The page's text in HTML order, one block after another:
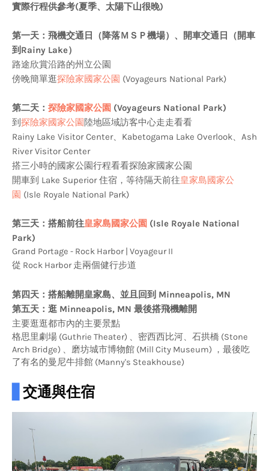
實際行程供參考(夏季、太陽下山很晚)
第一天：飛機交通日（降落ＭＳＰ機場）、開車交通日（開車
到Rainy Lake）
路途欣賞沿路的州立公園
傍晚簡單逛探險家國家公園 (Voyageurs National Park)
第二天： 探險家國家公園 (Voyageurs National Park)
到 探險家國家公園陸地區域訪客中心走走看看
Rainy Lake Visitor Center、Kabetogama Lake Overlook、Ash
River Visitor Center
搭三小時的國家公園行程看看探險家國家公園
開車到 Lake Superior 住宿，等待隔天前往皇家島國家公
園 (Isle Royale National Park)
第三天：搭船前往皇家島國家公園 (Isle Royale National
Park)
Grand Portage - Rock Harbor | Voyageur II
從 Rock Harbor 走兩個健行步道
第四天：搭船離開皇家島、並且回到 Minneapolis, MN
第五天：逛 Minneapolis, MN 最後搭飛機離開
主要逛逛都市內的主要景點
格思里劇場 (Guthrie Theater) 、 密西西比河、石拱橋 (Stone
Arch Bridge) 、 磨坊城市博物館 (Mill City Museum) ，最後吃
了有名的曼尼牛排館 (Manny's Steakhouse)
交通與住宿